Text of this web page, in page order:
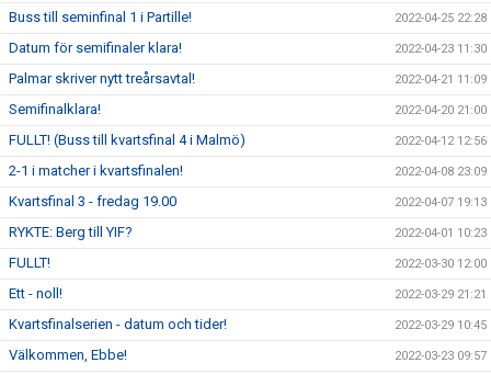
Buss till seminfinal 1 i Partille! 2022-04-25 22:28
Datum för semifinaler klara! 2022-04-23 11:30
Palmar skriver nytt treårsavtal! 2022-04-21 11:09
Semifinalklara! 2022-04-20 21:00
FULLT! (Buss till kvartsfinal 4 i Malmö) 2022-04-12 12:56
2-1 i matcher i kvartsfinalen! 2022-04-08 23:09
Kvartsfinal 3 - fredag 19.00 2022-04-07 19:13
RYKTE: Berg till YIF? 2022-04-01 10:23
FULLT! 2022-03-30 12:00
Ett - noll! 2022-03-29 21:21
Kvartsfinalserien - datum och tider! 2022-03-29 10:45
Välkommen, Ebbe! 2022-03-23 09:57